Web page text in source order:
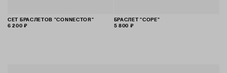
СЕТ БРАСЛЕТОВ "CONNECTOR"
6 200 ₽
БРАСЛЕТ "COPE"
5 800 ₽